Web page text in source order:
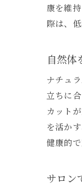
康を維
際は、
自然体
ナチュ
立ちに
カット
を活か
健康的
サロン